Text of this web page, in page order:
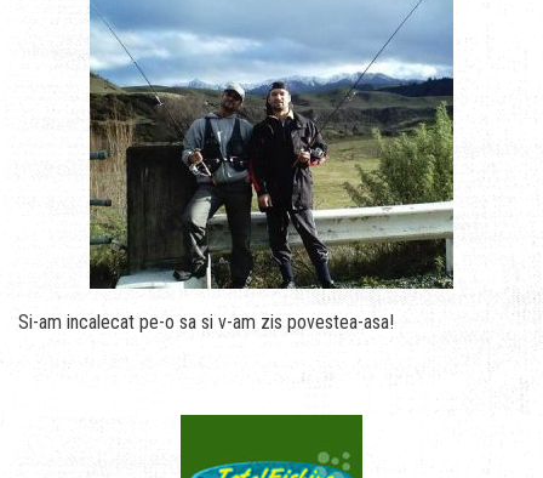
Si-am incalecat pe-o sa si v-am zis povestea-asa!